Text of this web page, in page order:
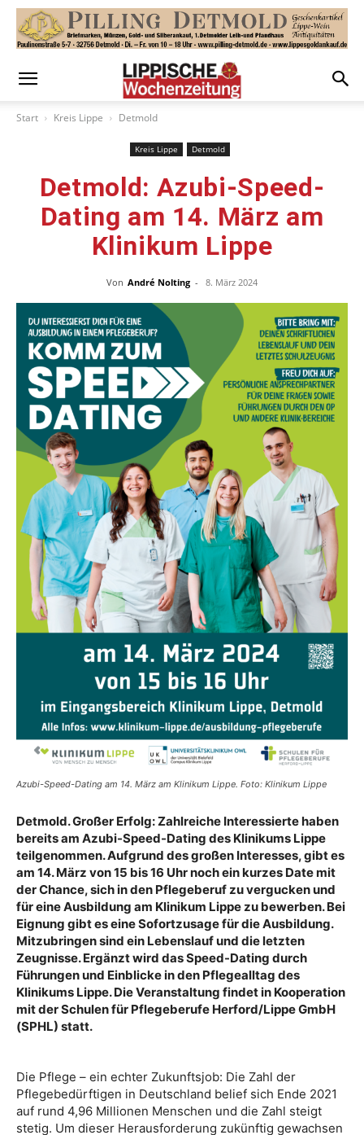
Start Kreis Lippe Detmold
Kreis Lippe Detmold
Detmold: Azubi-Speed-
Dating am 14. März am
Klinikum Lippe
Von André Nolting - 8. März 2024
Azubi-Speed-Dating am 14. März am Klinikum Lippe. Foto: Klinikum Lippe
Detmold. Großer Erfolg: Zahlreiche Interessierte haben
bereits am Azubi-Speed-Dating des Klinikums Lippe
teilgenommen. Aufgrund des großen Interesses, gibt es
am 14. März von 15 bis 16 Uhr noch ein kurzes Date mit
der Chance, sich in den Pflegeberuf zu vergucken und
für eine Ausbildung am Klinikum Lippe zu bewerben. Bei
Eignung gibt es eine Sofortzusage für die Ausbildung.
Mitzubringen sind ein Lebenslauf und die letzten
Zeugnisse. Ergänzt wird das Speed-Dating durch
Führungen und Einblicke in den Pflegealltag des
Klinikums Lippe. Die Veranstaltung findet in Kooperation
mit der Schulen für Pflegeberufe Herford/Lippe GmbH
(SPHL) statt.
Die Pflege – ein echter Zukunftsjob: Die Zahl der
Pflegebedürftigen in Deutschland belief sich Ende 2021
auf rund 4,96 Millionen Menschen und die Zahl steigt
stetig. Um dieser Herausforderung zukünftig gewachsen